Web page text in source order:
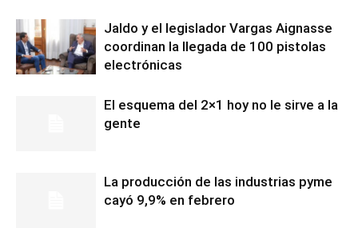
Jaldo y el legislador Vargas Aignasse
coordinan la llegada de 100 pistolas
electrónicas
El esquema del 2×1 hoy no le sirve a la
gente
La producción de las industrias pyme
cayó 9,9% en febrero